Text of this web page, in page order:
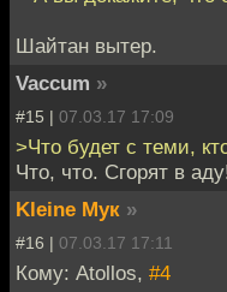
Шайтан вытер.
Vaccum »
#15 | 07.03.17 17:09
>Что будет с теми,
Что, что. Сгорят в
Kleine Мук »
#16 | 07.03.17 17:11
Кому: Atollos, #4